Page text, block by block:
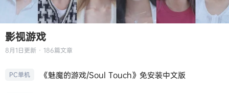
影视游戏
8月1日更新 · 186篇文章
PC单机 《魅魔的游戏/Soul Touch》免安装中文版